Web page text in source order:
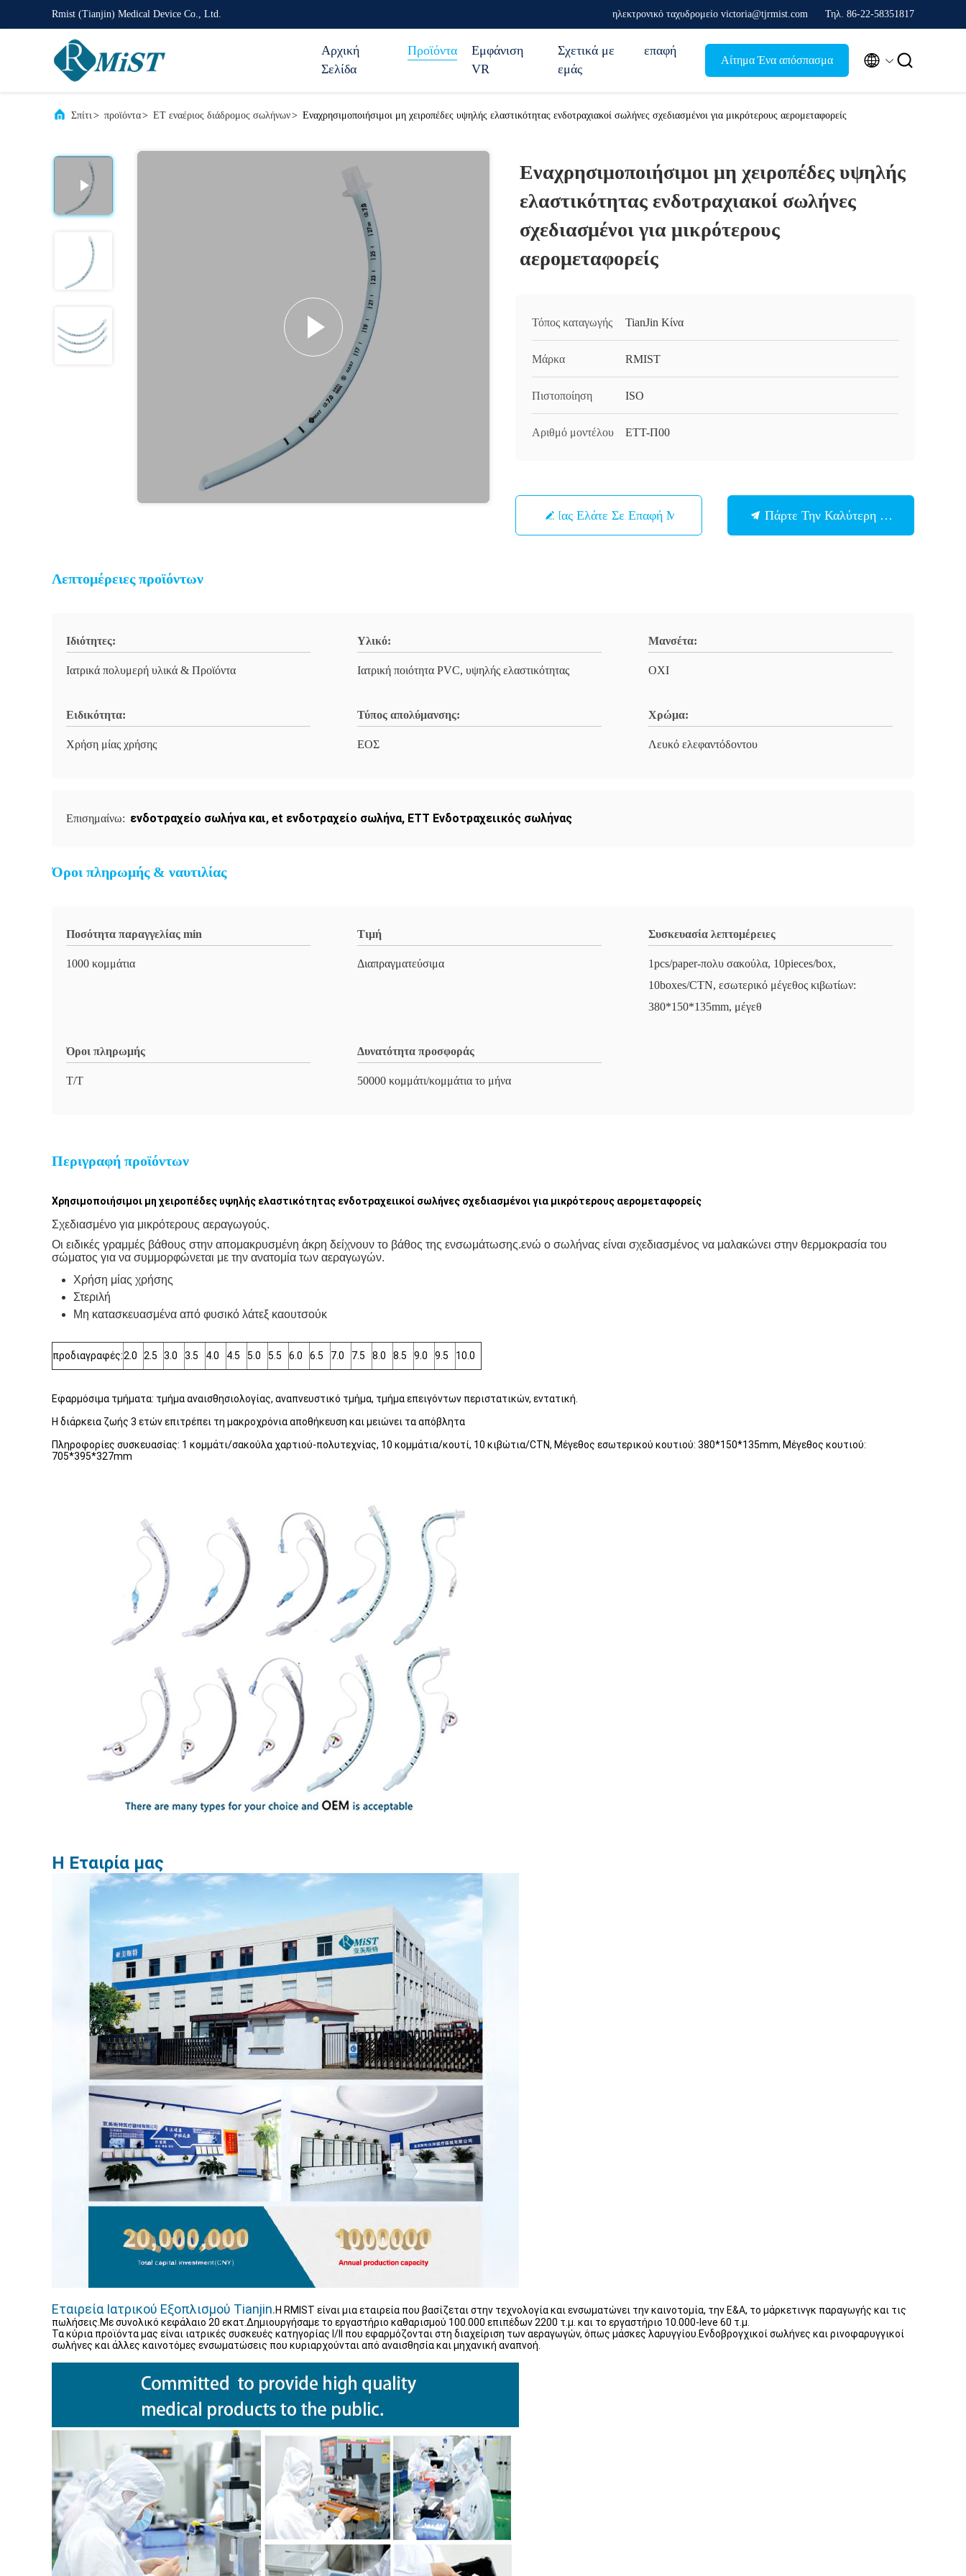
Rmist (Tianjin) Medical Device Co., Ltd. ηλεκτρονικό ταχυδρομείο victoria@tjrmist.com Τηλ. 86-22-58351817
Αρχική
Σελίδα
Προϊόντα
Εμφάνιση
VR
Σχετικά με
εμάς
επαφή
Αίτημα Ένα απόσπασμα  
Σπίτι> προϊόντα> ET εναέριος διάδρομος σωλήνων> Εναχρησιμοποιήσιμοι μη χειροπέδες υψηλής ελαστικότητας ενδοτραχιακοί σωλήνες σχεδιασμένοι για μικρότερους αερομεταφορείς
Εναχρησιμοποιήσιμοι μη χειροπέδες υψηλής
ελαστικότητας ενδοτραχιακοί σωλήνες
σχεδιασμένοι για μικρότερους
αερομεταφορείς
Τόπος καταγωγής TianJin Κίνα
Μάρκα RMIST
Πιστοποίηση ISO
Αριθμό μοντέλου ΕΤΤ-Π00
Μας Ελάτε Σε Επαφή Με Πάρτε Την Καλύτερη Τιμή
Λεπτομέρειες προϊόντων
Ιδιότητες:
Ιατρικά πολυμερή υλικά & Προϊόντα
Υλικό:
Ιατρική ποιότητα PVC, υψηλής ελαστικότητας
Μανσέτα:
ΟΧΙ
Ειδικότητα:
Χρήση μίας χρήσης
Τύπος απολύμανσης:
ΕΟΣ
Χρώμα:
Λευκό ελεφαντόδοντου
Επισημαίνω: ενδοτραχείο σωλήνα και, et ενδοτραχείο σωλήνα, ΕΤΤ Ενδοτραχειικός σωλήνας
Όροι πληρωμής & ναυτιλίας
Ποσότητα παραγγελίας min
1000 κομμάτια
Τιμή
Διαπραγματεύσιμα
Συσκευασία λεπτομέρειες
1pcs/paper-πολυ σακούλα, 10pieces/box,
10boxes/CTN, εσωτερικό μέγεθος κιβωτίων:
380*150*135mm, μέγεθ
Όροι πληρωμής
Τ/Τ
Δυνατότητα προσφοράς
50000 κομμάτι/κομμάτια το μήνα
Περιγραφή προϊόντων
Χρησιμοποιήσιμοι μη χειροπέδες υψηλής ελαστικότητας ενδοτραχειικοί σωλήνες σχεδιασμένοι για μικρότερους αερομεταφορείς
Σχεδιασμένο για μικρότερους αεραγωγούς.
Οι ειδικές γραμμές βάθους στην απομακρυσμένη άκρη δείχνουν το βάθος της ενσωμάτωσης.ενώ ο σωλήνας είναι σχεδιασμένος να μαλακώνει στην θερμοκρασία του
σώματος για να συμμορφώνεται με την ανατομία των αεραγωγών.
Χρήση μίας χρήσης
Στεριλή
Μη κατασκευασμένα από φυσικό λάτεξ καουτσούκ
προδιαγραφές:2.0 2.5 3.0 3.5 4.0 4.5 5.0 5.5 6.0 6.5 7.0 7.5 8.0 8.5 9.0 9.5 10.0
Εφαρμόσιμα τμήματα: τμήμα αναισθησιολογίας, αναπνευστικό τμήμα, τμήμα επειγόντων περιστατικών, εντατική.
Η διάρκεια ζωής 3 ετών επιτρέπει τη μακροχρόνια αποθήκευση και μειώνει τα απόβλητα
Πληροφορίες συσκευασίας: 1 κομμάτι/σακούλα χαρτιού-πολυτεχνίας, 10 κομμάτια/κουτί, 10 κιβώτια/CTN, Μέγεθος εσωτερικού κουτιού: 380*150*135mm, Μέγεθος κουτιού:
705*395*327mm
Η Εταιρία μας
Εταιρεία Ιατρικού Εξοπλισμού Tianjin.Η RMIST είναι μια εταιρεία που βασίζεται στην τεχνολογία και ενσωματώνει την καινοτομία, την Ε&Α, το μάρκετινγκ παραγωγής και τις
πωλήσεις.Με συνολικό κεφάλαιο 20 εκατ.Δημιουργήσαμε το εργαστήριο καθαρισμού 100.000 επιπέδων 2200 τ.μ. και το εργαστήριο 10.000-leve 60 τ.μ.
Τα κύρια προϊόντα μας είναι ιατρικές συσκευές κατηγορίας Ι/ΙΙ που εφαρμόζονται στη διαχείριση των αεραγωγών, όπως μάσκες λαρυγγίου.Ενδοβρογχικοί σωλήνες και ρινοφαρυγγικοί
σωλήνες και άλλες καινοτόμες ενσωματώσεις που κυριαρχούνται από αναισθησία και μηχανική αναπνοή.